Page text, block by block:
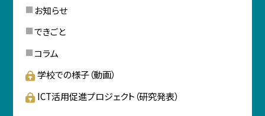
お知らせ
できごと
コラム
学校での様子（動画）
ICT活用促進プロジェクト（研究発表）